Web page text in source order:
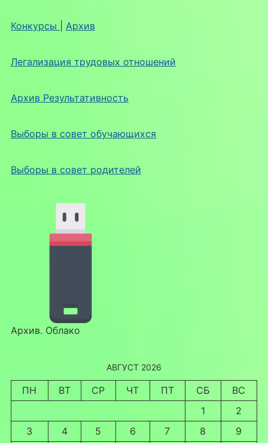
Конкурсы Архив
Легализация трудовых отношений
Архив Результативность
Выборы в совет обучающихся
Выборы в совет родителей
Архив. Облако
АВГУСТ 2026
ПН ВТ СР ЧТ ПТ СБ
ВС
1
2
3
4 5 6 7 8
9